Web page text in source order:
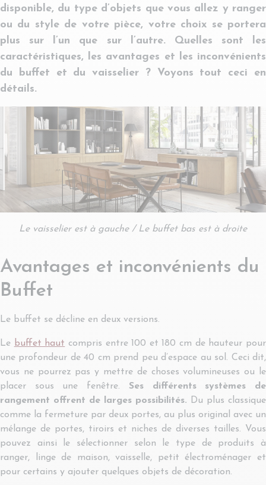
disponible, du type d’objets que vous allez y ranger
ou du style de votre pièce, votre choix se portera
plus sur l’un que sur l’autre. Quelles sont les
caractéristiques, les avantages et les inconvénients
du buffet et du vaisselier ? Voyons tout ceci en
détails.
Le vaisselier est à gauche / Le buffet bas est à droite
Avantages et inconvénients du
Buffet
Le buffet se décline en deux versions.
Le buffet haut compris entre 100 et 180 cm de hauteur pour
une profondeur de 40 cm prend peu d’espace au sol. Ceci dit,
vous ne pourrez pas y mettre de choses volumineuses ou le
placer sous une fenêtre. Ses différents systèmes de
rangement offrent de larges possibilités. Du plus classique
comme la fermeture par deux portes, au plus original avec un
mélange de portes, tiroirs et niches de diverses tailles. Vous
pouvez ainsi le sélectionner selon le type de produits à
ranger, linge de maison, vaisselle, petit électroménager et
pour certains y ajouter quelques objets de décoration.